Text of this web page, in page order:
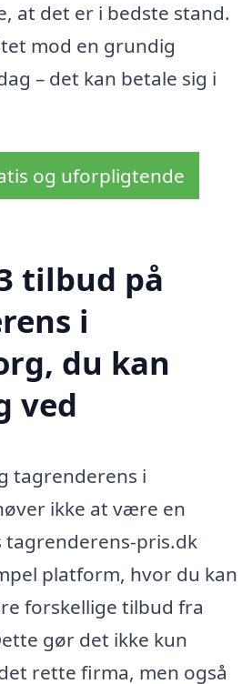
at det er i bedste stand.
mod en grundig
– det kan betale sig i
og uforpligtende
tilbud på
i
du kan
ved
tagrenderens i
ikke at være en
pris.dk
platform, hvor du kan
forskellige tilbud fra
gør det ikke kun
rette firma, men også